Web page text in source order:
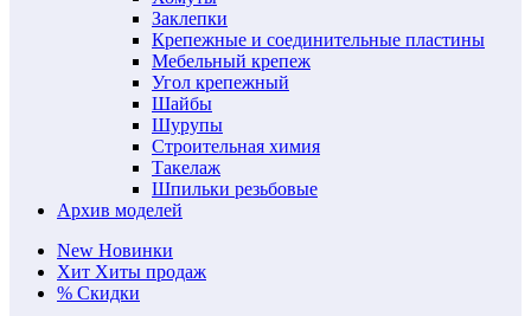
Заклепки
Крепежные и соединительные пластины
Мебельный крепеж
Угол крепежный
Шайбы
Шурупы
Строительная химия
Такелаж
Шпильки резьбовые
Архив моделей
New Новинки
Хит Хиты продаж
% Скидки